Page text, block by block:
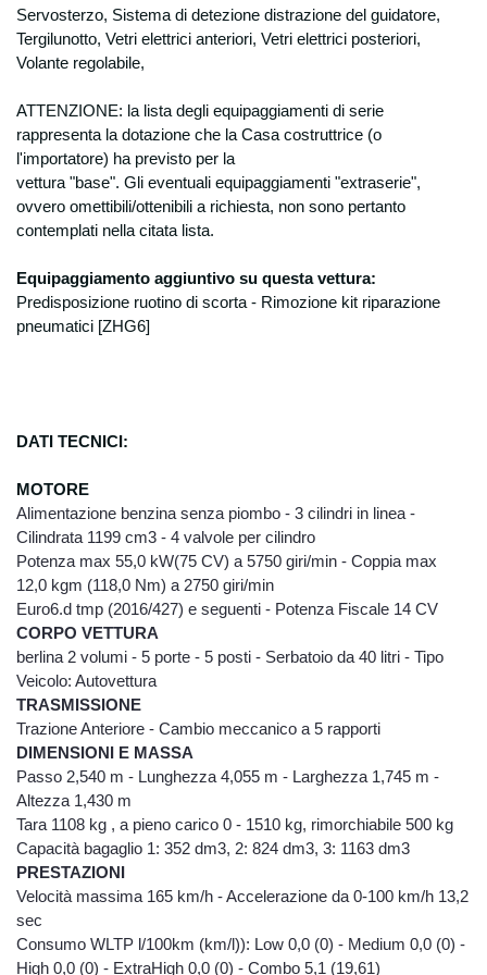
disposti dalla legislazione vigente, da
regolamenti e dalla normativa comunitaria,
nonché da disposizioni impartite da autorità
controllo; In base all’ art. 24, comma b del
D.lgs 196, per le finalità sopra espresse non
è necessario il vostro consenso, in quanto il
trattamento dei dati viene effettuato per
“eseguire obblighi derivanti da un contratto
del quale è parte l’interessato o per
contratto, a specifiche richieste
dell’interessato”, e per “adempiere ad un
obbligo previsto dalla legge, da un
strumenti elettronici e memorizzati sia su
rispetto delle misure minime di sicurezza ai
sensi del Disciplinare Tecnico in materia di
misure minime di sicurezza, Allegato B del
D.lgs. n. 196/2003. Natura del conferimento
Il conferimento dei vostri dati personali è
facoltativo, ma un rifiuto in tal senso
comporta l’impossibilità per la Degidio Auto
srl. di poter dar corso alle sue richieste di
preventivo, di offerta o informazione di
emissione di ordini e contratti, così come
riportato nell'informativa “finalità”. Il
conferimento di dati è necessario per
adempiere ad obblighi di legge commessi
con le finalità indicate ai punti precedenti è
obbligatoria. Il personale dipendente
autorizzato, esclusivamente in relazione alle
espresse, e dunque in qualità di incaricati
accedere ai vostri dati personali e può venire
a conoscenza dei vostri dati personali,.
Servosterzo, Sistema di detezione distrazione del guidatore,
Tergilunotto, Vetri elettrici anteriori, Vetri elettrici posteriori,
Volante regolabile,
ATTENZIONE: la lista degli equipaggiamenti di serie
rappresenta la dotazione che la Casa costruttrice (o
l'importatore) ha previsto per la
vettura "base". Gli eventuali equipaggiamenti "extraserie",
ovvero omettibili/ottenibili a richiesta, non sono pertanto
contemplati nella citata lista.
Equipaggiamento aggiuntivo su questa vettura:
Predisposizione ruotino di scorta - Rimozione kit riparazione
pneumatici [ZHG6]
DATI TECNICI:
MOTO RE
Alimentazione benzina senza piombo - 3 cilindri in linea -
Cilindrata 1199 cm3 - 4 valvole per cilindro
Potenza max 55,0 kW(75 CV) a 5750 giri/min - Coppia max
12,0 kgm (118,0 Nm) a 2750 giri/min
Euro6.d tmp (2016/427) e seguenti - Potenza Fiscale 14 CV
CORPO VETTURA
berlina 2 volumi - 5 porte - 5 posti - Serbatoio da 40 litri - Tipo
Veicolo: Autovettura
TRASMISSIONE
Trazione Anteriore - Cambio meccanico a 5 rapporti
DIMENSIONI E MASSA
Passo 2,540 m - Lunghezza 4,055 m - Larghezza 1,745 m -
Altezza 1,430 m
Tara 1108 kg , a pieno carico 0 - 1510 kg, rimorchiabile 500 kg
Capacità bagaglio 1: 352 dm3, 2: 824 dm3, 3: 1163 dm3
PRESTAZIONI
Velocità massima 165 km/h - Accelerazione da 0-100 km/h 13,2
sec
Consumo WLTP l/100km (km/l)): Low 0,0 (0) - Medium 0,0 (0) -
High 0,0 (0) - ExtraHigh 0,0 (0) - Combo 5,1 (19,61)